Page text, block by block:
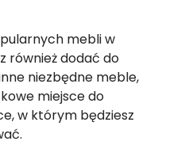
mebli w
również dodać do
niezbędne meble,
miejsce do
w którym będziesz